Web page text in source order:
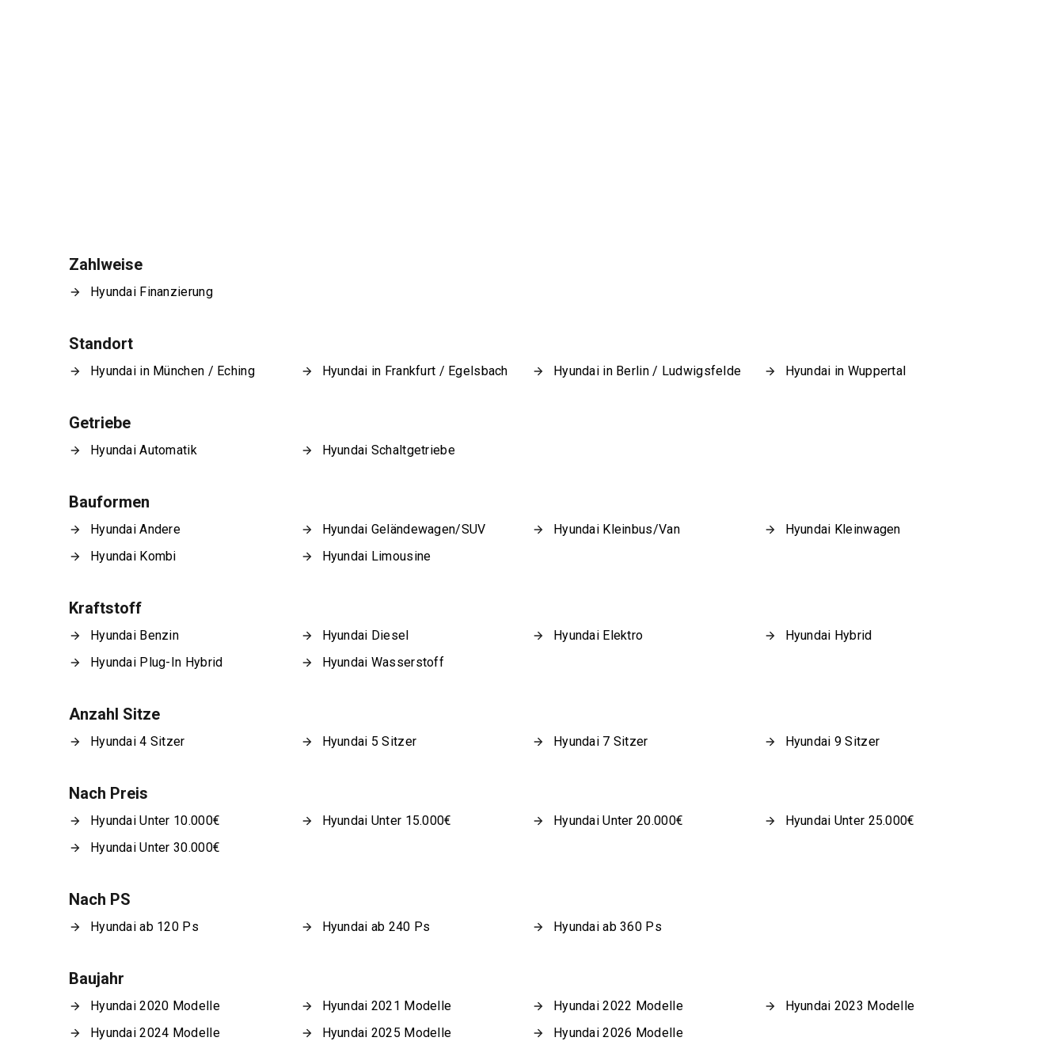
Zahlweise
Hyundai Finanzierung
Standort
Hyundai in München / Eching Hyundai in Frankfurt / Egelsbach Hyundai in Berlin / Ludwigsfelde Hyundai in Wuppertal
Getriebe
Hyundai Automatik Hyundai Schaltgetriebe
Bauformen
Hyundai Andere Hyundai Geländewagen/SUV Hyundai Kleinbus/Van
Hyundai Kleinwagen
Hyundai Kombi
Hyundai Limousine
Kraftstoff
Hyundai Benzin Hyundai Diesel Hyundai Elektro
Hyundai Hybrid
Hyundai Plug-In Hybrid
Hyundai Wasserstoff
Anzahl Sitze
Hyundai 4 Sitzer Hyundai 5 Sitzer Hyundai 7 Sitzer Hyundai 9 Sitzer
Nach Preis
Hyundai Unter 10.000€ Hyundai Unter 15.000€ Hyundai Unter 20.000€
Hyundai Unter 25.000€
Hyundai Unter 30.000€
Nach PS
Hyundai ab 120 Ps Hyundai ab 240 Ps Hyundai ab 360 Ps
Baujahr
Hyundai 2020 Modelle Hyundai 2021 Modelle Hyundai 2022 Modelle
Hyundai 2023 Modelle
Hyundai 2024 Modelle
Hyundai 2025 Modelle Hyundai 2026 Modelle